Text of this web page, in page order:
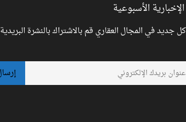
الأسبوعية
جديد في المجال العقاري قم بالاشتراك بالنشرة البريدية